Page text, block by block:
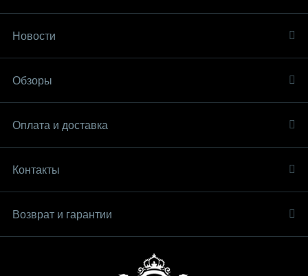
Новости
Обзоры
Оплата и доставка
Контакты
Возврат и гарантии